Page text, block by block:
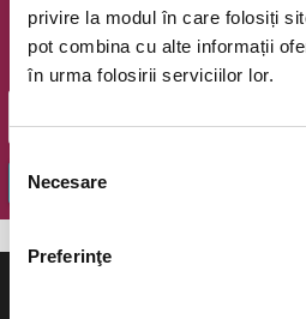
privire la modul în care folosiți
pot combina cu alte informații
în urma folosirii serviciilor lor.
consimțământului
Necesare
Preferinţe
Oferte exclusive si o editie
Email
OK